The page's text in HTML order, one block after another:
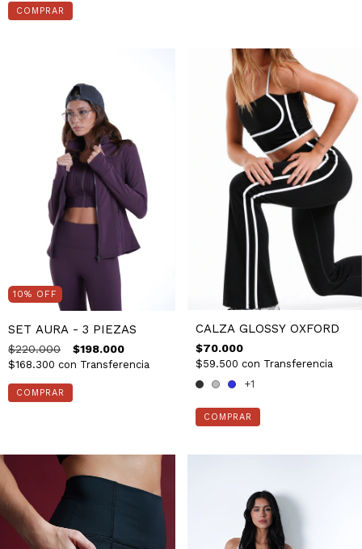
COMPRAR
10% OFF
SET AURA - 3 PIEZAS
$220.000 $198.000
$168.300 con Transferencia
CALZA GLOSSY OXFORD
$70.000
$59.500 con Transferencia
+1
COMPRAR